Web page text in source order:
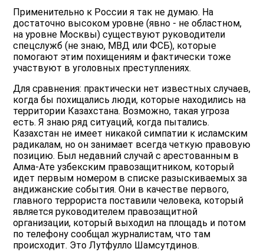
Применительно к России я так не думаю. На
достаточно высоком уровне (явно - не областном,
на уровне Москвы) существуют руководители
спецслужб (не знаю, МВД или ФСБ), которые
помогают этим похищениям и фактически тоже
участвуют в уголовных преступлениях.
Для сравнения: практически нет известных случаев,
когда бы похищались люди, которые находились на
территории Казахстана. Возможно, такая угроза
есть. Я знаю ряд ситуаций, когда пытались.
Казахстан не имеет никакой симпатии к исламским
радикалам, но он занимает всегда четкую правовую
позицию. Был недавний случай с арестованным в
Алма-Ате узбекским правозащитником, который
идет первым номером в списке разыскиваемых за
андижанские события. Они в качестве первого,
главного террориста поставили человека, который
является руководителем правозащитной
организации, который выходил на площадь и потом
по телефону сообщал журналистам, что там
происходит. Это Лутфулло Шамсутдинов.